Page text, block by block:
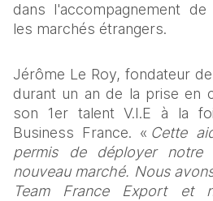
dans l'accompagnement
les marchés étrangers.
Jérôme Le Roy, fondateur de
durant un an de la prise en
son 1er talent V.I.E à la
Business France. « Cette
permis de déployer notre
nouveau marché. Nous
Team France Export et